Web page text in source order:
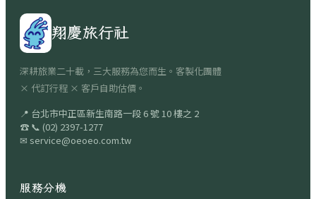
翔慶旅行社
深耕旅業二十載，三大服務為您而生。客製化團體
× 代訂行程 × 客戶自助估價。
📍 台北市中正區新生南路一段 6 號 10 樓之 2
☎ 📞 (02) 2397-1277
✉ service@oeoeo.com.tw
服務分機